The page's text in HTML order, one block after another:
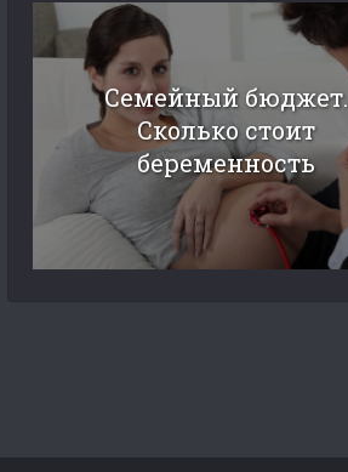
Семейный бюджет.
Сколько стоит
беременность